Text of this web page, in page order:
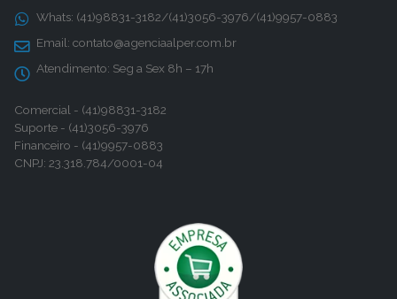
Whats: (41)98831-3182/(41)3056-3976/(41)9957-0883
Email: contato@agenciaalper.com.br
Atendimento: Seg a Sex 8h – 17h
Comercial - (41)98831-3182
Suporte - (41)3056-3976
Financeiro - (41)9957-0883
CNPJ: 23.318.784/0001-04